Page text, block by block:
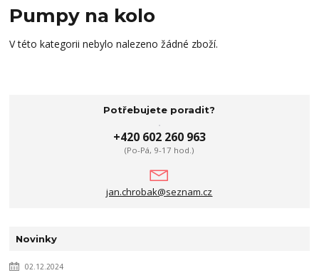
Pumpy na kolo
V této kategorii nebylo nalezeno žádné zboží.
Potřebujete poradit?
+420 602 260 963
(Po-Pá, 9-17 hod.)
jan.chrobak@seznam.cz
Novinky
02.12.2024